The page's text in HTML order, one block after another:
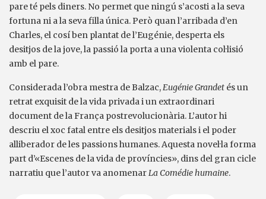
pare té pels diners. No permet que ningú s’acosti a la seva
fortuna ni a la seva filla única. Però quan l’arribada d’en
Charles, el cosí ben plantat de l’Eugénie, desperta els
desitjos de la jove, la passió la porta a una violenta col·lisió
amb el pare.
Considerada l’obra mestra de Balzac, Eugénie Grandet és un
retrat exquisit de la vida privada i un extraordinari
document de la França postrevolucionària. L’autor hi
descriu el xoc fatal entre els desitjos materials i el poder
alliberador de les passions humanes. Aquesta novel·la forma
part d’«Escenes de la vida de províncies», dins del gran cicle
narratiu que l’autor va anomenar La Comédie humaine.